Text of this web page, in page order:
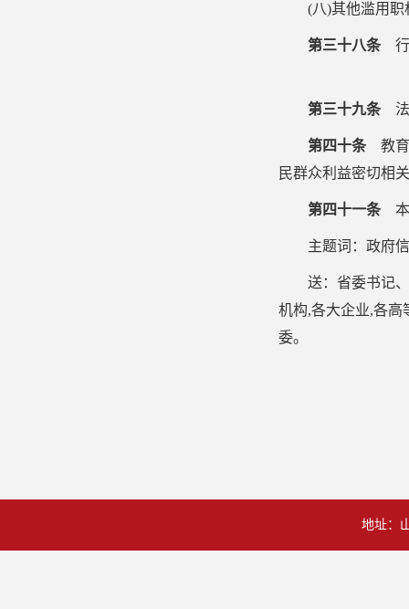
(八)其他滥用职
第三十八条 行
第三十九条 法
第四十条 教育
民群众利益密切相
第四十一条 本
主题词：政
送：省委书记
机构,各大企业,各高
委。
地址：